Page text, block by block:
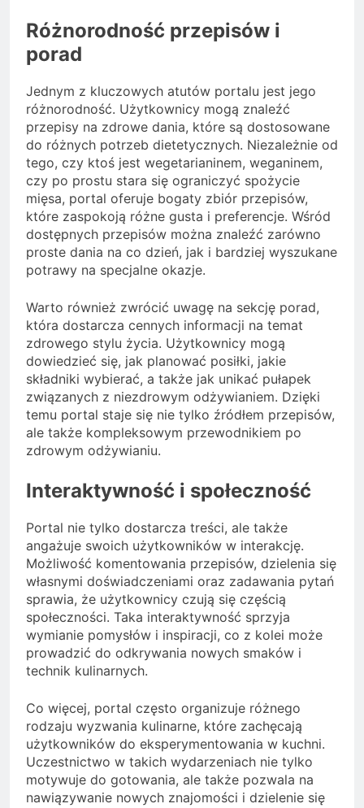
Różnorodność przepisów i
porad
Jednym z kluczowych atutów portalu jest jego
różnorodność. Użytkownicy mogą znaleźć
przepisy na zdrowe dania, które są dostosowane
do różnych potrzeb dietetycznych. Niezależnie od
tego, czy ktoś jest wegetarianinem, weganinem,
czy po prostu stara się ograniczyć spożycie
mięsa, portal oferuje bogaty zbiór przepisów,
które zaspokoją różne gusta i preferencje. Wśród
dostępnych przepisów można znaleźć zarówno
proste dania na co dzień, jak i bardziej wyszukane
potrawy na specjalne okazje.
Warto również zwrócić uwagę na sekcję porad,
która dostarcza cennych informacji na temat
zdrowego stylu życia. Użytkownicy mogą
dowiedzieć się, jak planować posiłki, jakie
składniki wybierać, a także jak unikać pułapek
związanych z niezdrowym odżywianiem. Dzięki
temu portal staje się nie tylko źródłem przepisów,
ale także kompleksowym przewodnikiem po
zdrowym odżywianiu.
Interaktywność i społeczność
Portal nie tylko dostarcza treści, ale także
angażuje swoich użytkowników w interakcję.
Możliwość komentowania przepisów, dzielenia się
własnymi doświadczeniami oraz zadawania pytań
sprawia, że użytkownicy czują się częścią
społeczności. Taka interaktywność sprzyja
wymianie pomysłów i inspiracji, co z kolei może
prowadzić do odkrywania nowych smaków i
technik kulinarnych.
Co więcej, portal często organizuje różnego
rodzaju wyzwania kulinarne, które zachęcają
użytkowników do eksperymentowania w kuchni.
Uczestnictwo w takich wydarzeniach nie tylko
motywuje do gotowania, ale także pozwala na
nawiązywanie nowych znajomości i dzielenie się